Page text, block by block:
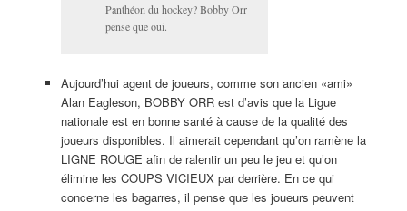
Panthéon du hockey? Bobby Orr
pense que oui.
Aujourd’hui agent de joueurs, comme son ancien «ami»
Alan Eagleson, BOBBY ORR est d’avis que la Ligue
nationale est en bonne santé à cause de la qualité des
joueurs disponibles. Il aimerait cependant qu’on ramène la
LIGNE ROUGE afin de ralentir un peu le jeu et qu’on
élimine les COUPS VICIEUX par derrière. En ce qui
concerne les bagarres, il pense que les joueurs peuvent